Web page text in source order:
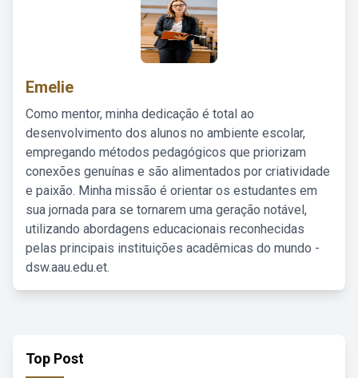
Emelie
Como mentor, minha dedicação é total ao
desenvolvimento dos alunos no ambiente escolar,
empregando métodos pedagógicos que priorizam
conexões genuínas e são alimentados por criatividade
e paixão. Minha missão é orientar os estudantes em
sua jornada para se tornarem uma geração notável,
utilizando abordagens educacionais reconhecidas
pelas principais instituições acadêmicas do mundo -
dsw.aau.edu.et.
Top Post